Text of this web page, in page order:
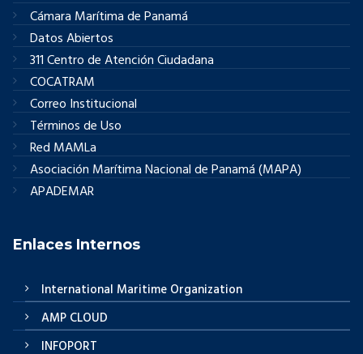
Cámara Marítima de Panamá
Datos Abiertos
311 Centro de Atención Ciudadana
COCATRAM
Correo Institucional
Términos de Uso
Red MAMLa
Asociación Marítima Nacional de Panamá (MAPA)
APADEMAR
Enlaces Internos
International Maritime Organization
AMP CLOUD
INFOPORT